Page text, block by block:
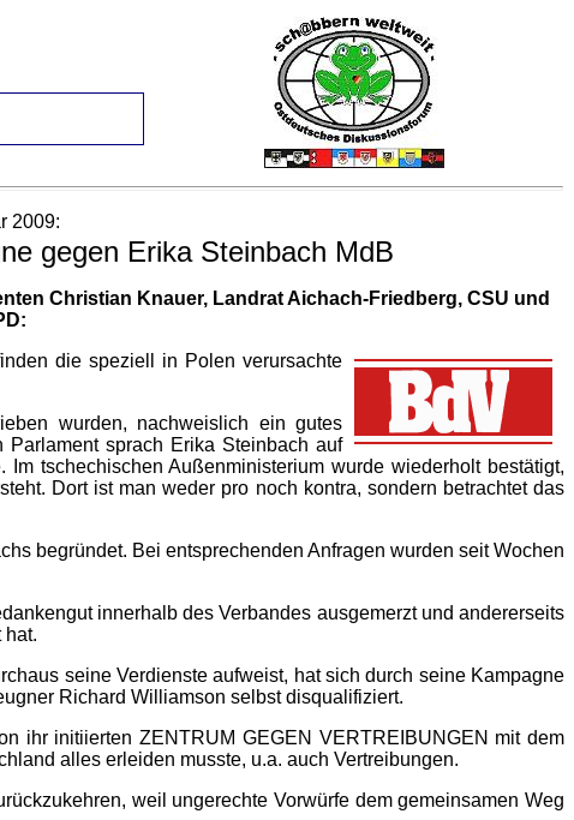
2009:
gegen Erika Steinbach MdB
Christian Knauer, Landrat Aichach-Friedberg, CSU und
die speziell in Polen verursachte
wurden, nachweislich ein gutes
sprach Erika Steinbach auf
tschechischen Außenministerium wurde wiederholt bestätigt,
Dort ist man weder pro noch kontra, sondern betrachtet das
begründet. Bei entsprechenden Anfragen wurden seit Wochen
innerhalb des Verbandes ausgemerzt und andererseits
hat.
seine Verdienste aufweist, hat sich durch seine Kampagne
Richard Williamson selbst disqualifiziert.
ihr initiierten ZENTRUM GEGEN VERTREIBUNGEN mit dem
alles erleiden musste, u.a. auch Vertreibungen.
weil ungerechte Vorwürfe dem gemeinsamen Weg